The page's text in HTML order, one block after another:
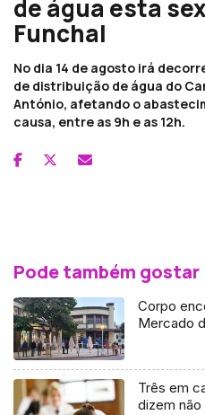
de água esta
Funchal
No dia 14 de agosto irá
de distribuição de água do
António, afetando o
causa, entre as 9h e as 12h.
Pode também gostar
Corpo
Mercado
Três em
dizem